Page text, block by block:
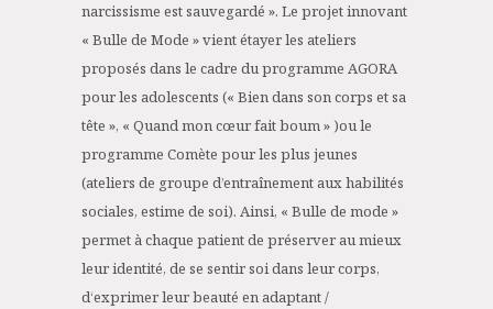
narcissisme est sauvegardé ». Le projet innovant
« Bulle de Mode » vient étayer les ateliers
proposés dans le cadre du programme AGORA
pour les adolescents (« Bien dans son corps et sa
tête », « Quand mon cœur fait boum » )ou le
programme Comète pour les plus jeunes
(ateliers de groupe d’entraînement aux habilités
sociales, estime de soi). Ainsi, « Bulle de mode »
permet à chaque patient de préserver au mieux
leur identité, de se sentir soi dans leur corps,
d‘exprimer leur beauté en adaptant /